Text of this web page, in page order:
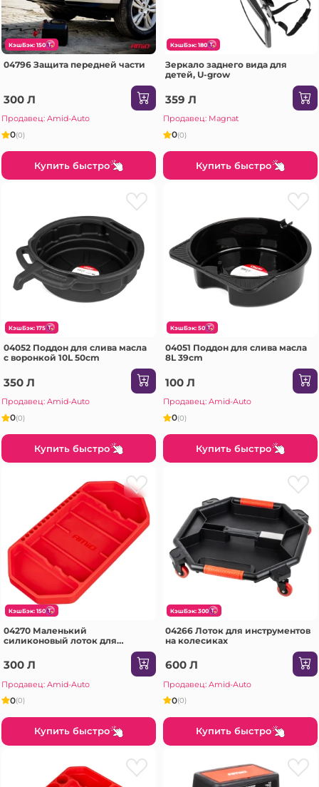
КэшБэк: 150
04796 Защита передней части
300 Л
Продавец: Amid-Auto
0(0)
Купить быстро
КэшБэк: 180
Зеркало заднего вида для
детей, U-grow
359 Л
Продавец: Magnat
0(0)
Купить быстро
КэшБэк: 175
04052 Поддон для слива масла
с воронкой 10L 50cm
350 Л
Продавец: Amid-Auto
0(0)
Купить быстро
КэшБэк: 50
04051 Поддон для слива масла
8L 39cm
100 Л
Продавец: Amid-Auto
0(0)
Купить быстро
КэшБэк: 150
04270 Маленький
силиконовый лоток для
300 Л
Продавец: Amid-Auto
0(0)
Купить быстро
КэшБэк: 300
04266 Лоток для инструментов
на колесиках
600 Л
Продавец: Amid-Auto
0(0)
Купить быстро